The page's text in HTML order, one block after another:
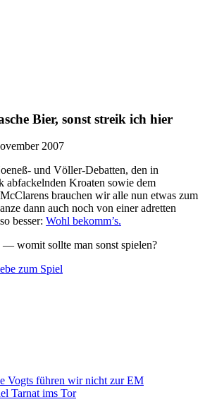
Bier, sonst streik ich hier
2007
und Völler-Debatten, den in
abfackelnden Kroaten sowie dem
brauchen wir alle nun etwas zum
dann auch noch von einer adretten
besser: Wohl bekomm’s.
— womit sollte man sonst spielen?
zum Spiel
Vogts führen wir nicht zur EM
Tarnat ims Tor